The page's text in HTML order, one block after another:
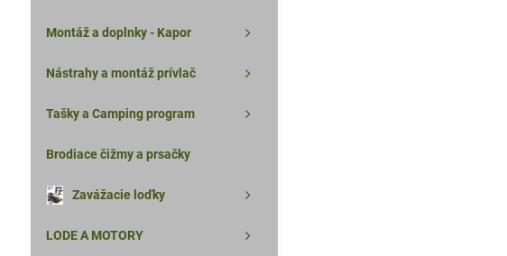
Montáž a doplnky - Kapor
Nástrahy a montáž prívlač
Tašky a Camping program
Brodiace čižmy a prsačky
Zavážacie loďky
LODE A MOTORY